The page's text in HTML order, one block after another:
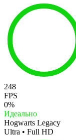
248
FPS
0%
Идеально
Hogwarts Legacy
Ultra • Full HD